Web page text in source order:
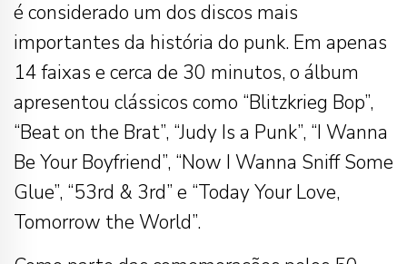
é considerado um dos discos mais
importantes da história do punk. Em apenas
14 faixas e cerca de 30 minutos, o álbum
apresentou clássicos como “Blitzkrieg Bop”,
“Beat on the Brat”, “Judy Is a Punk”, “I Wanna
Be Your Boyfriend”, “Now I Wanna Sniff Some
Glue”, “53rd & 3rd” e “Today Your Love,
Tomorrow the World”.